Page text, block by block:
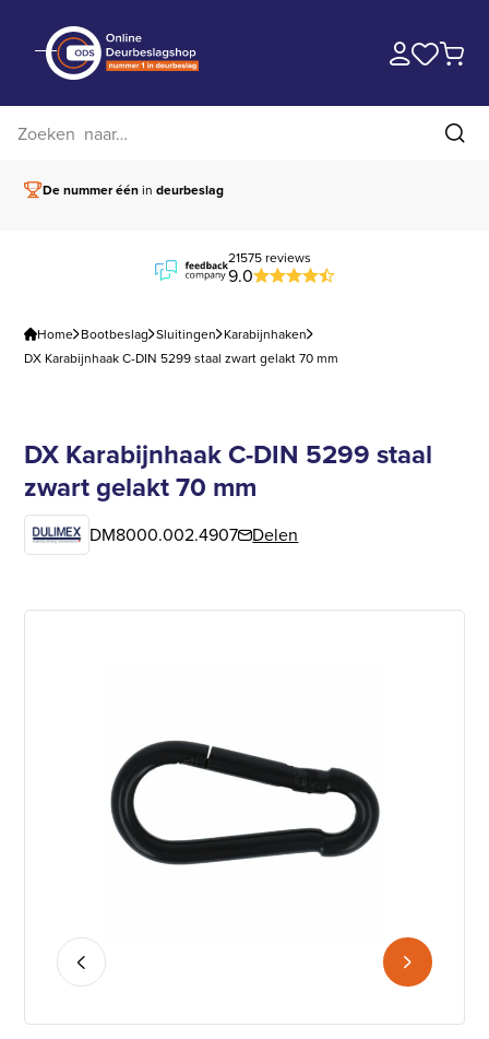
De nummer éénindeurbeslag
21575 reviews
9.0
Home Bootbeslag Sluitingen Karabijnhaken
DX Karabijnhaak C-DIN 5299 staal zwart gelakt 70 mm
DX Karabijnhaak C-DIN 5299 staal
zwart gelakt 70 mm
DM8000.002.4907 Delen